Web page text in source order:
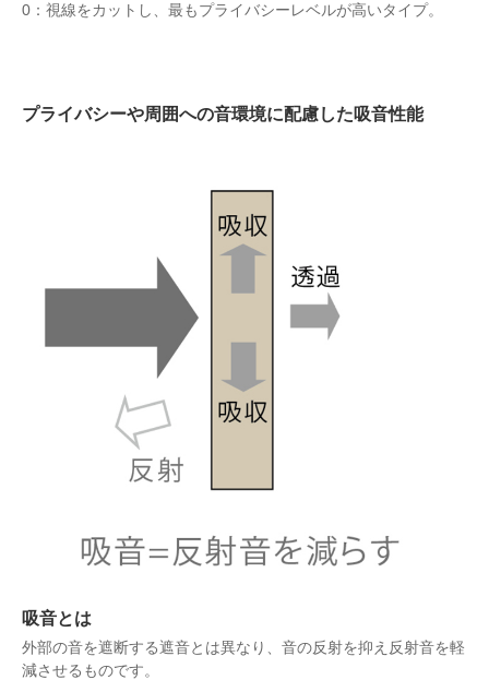
0：視線をカットし、最もプライバシーレベルが高いタイプ。
プライバシーや周囲への音環境に配慮した吸音性能
吸音とは
外部の音を遮断する遮音とは異なり、音の反射を抑え反射音を軽
減させるものです。